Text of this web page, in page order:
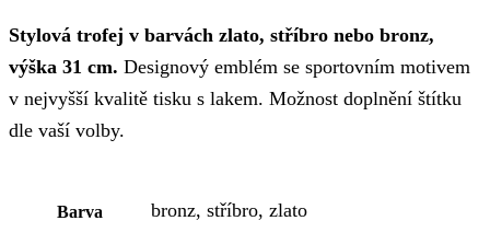
Stylová trofej v barvách zlato, stříbro nebo bronz,
výška 31 cm. Designový emblém se sportovním motivem
v nejvyšší kvalitě tisku s lakem. Možnost doplnění štítku
dle vaší volby.
Barva bronz, stříbro, zlato